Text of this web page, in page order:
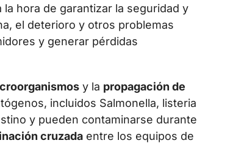
hora de garantizar la seguridad y
el deterioro y otros problemas
y generar pérdidas
y la propagación de
incluidos Salmonella, listeria
y pueden contaminarse durante
cruzadaentre los equipos de